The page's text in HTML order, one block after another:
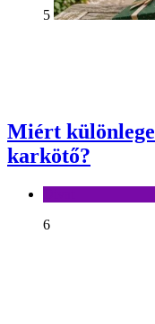
5
Miért
karkötő?
6